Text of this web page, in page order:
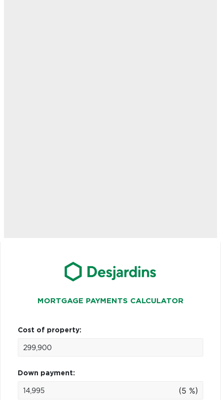
MORTGAGE PAYMENTS CALCULATOR
Cost of property:
Down payment:
(5 %)